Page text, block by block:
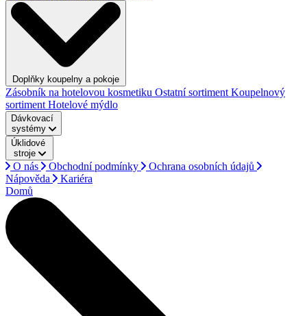
Doplňky koupelny a pokoje
Zásobník na hotelovou kosmetiku Ostatní sortiment Koupelnový
sortiment Hotelové mýdlo
Dávkovací
systémy
Úklidové
stroje
O nás Obchodní podmínky
Ochrana osobních údajů
Nápověda
Kariéra
Domů